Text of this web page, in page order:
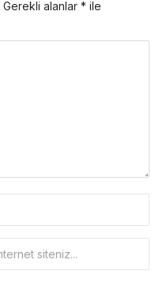
Gerekli alanlar * ile